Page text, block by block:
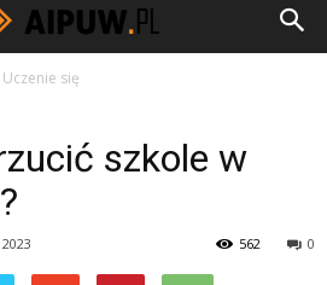
Uczenie się
szkole w
0
562